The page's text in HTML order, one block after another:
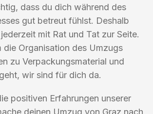
dass du dich während des
gut betreut fühlst. Deshalb
mit Rat und Tat zur Seite.
die Organisation des Umzugs
zu Verpackungsmaterial und
wir sind für dich da.
positiven Erfahrungen unserer
deinen Umzug von Graz nach